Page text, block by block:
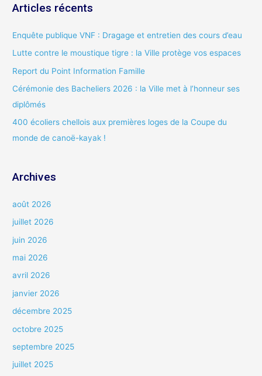
h
c
h
e
r
:
Articles récents
Enquête publique VNF : Dragage et entretien des cours d’eau
Lutte contre le moustique tigre : la Ville protège vos espaces
Report du Point Information Famille
Cérémonie des Bacheliers 2026 : la Ville met à l’honneur ses
diplômés
400 écoliers chellois aux premières loges de la Coupe du
monde de canoë-kayak !
Archives
août 2026
juillet 2026
juin 2026
mai 2026
avril 2026
janvier 2026
décembre 2025
octobre 2025
septembre 2025
juillet 2025